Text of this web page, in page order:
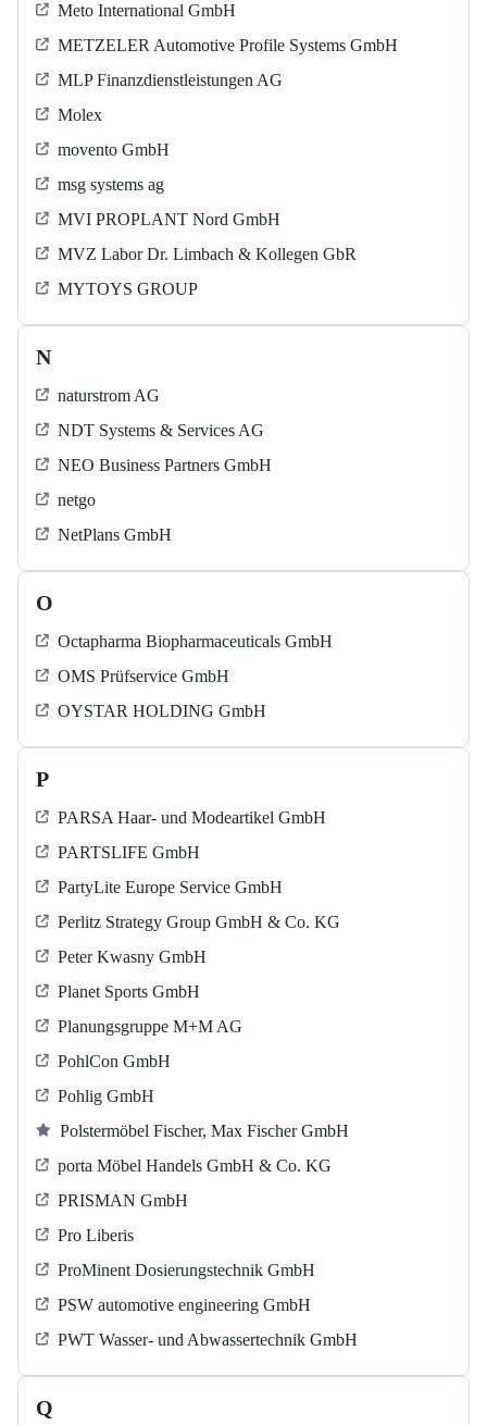
Meto International GmbH
METZELER Automotive Profile Systems GmbH
MLP Finanzdienstleistungen AG
Molex
movento GmbH
msg systems ag
MVI PROPLANT Nord GmbH
MVZ Labor Dr. Limbach & Kollegen GbR
MYTOYS GROUP
N
naturstrom AG
NDT Systems & Services AG
NEO Business Partners GmbH
netgo
NetPlans GmbH
O
Octapharma Biopharmaceuticals GmbH
OMS Prüfservice GmbH
OYSTAR HOLDING GmbH
P
PARSA Haar- und Modeartikel GmbH
PARTSLIFE GmbH
PartyLite Europe Service GmbH
Perlitz Strategy Group GmbH & Co. KG
Peter Kwasny GmbH
Planet Sports GmbH
Planungsgruppe M+M AG
PohlCon GmbH
Pohlig GmbH
Polstermöbel Fischer, Max Fischer GmbH
porta Möbel Handels GmbH & Co. KG
PRISMAN GmbH
Pro Liberis
ProMinent Dosierungstechnik GmbH
PSW automotive engineering GmbH
PWT Wasser- und Abwassertechnik GmbH
Q